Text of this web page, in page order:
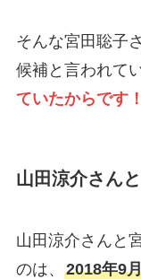
そんな宮田聡子
候補と言われて
ていたからです！
山田涼介さん
山田涼介さんと
のは、 2018年9